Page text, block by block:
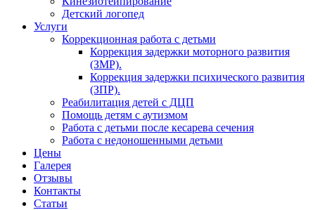
Детский логопед
Услуги
Коррекционная работа с детьми
Коррекция задержки моторного развития
(ЗМР).
Коррекция задержки психического развития
(ЗПР).
Реабилитация детей с ДЦП
Помощь детям с аутизмом
Работа с детьми после кесарева сечения
Работа с недоношенными детьми
Цены
Галерея
Отзывы
Контакты
Статьи